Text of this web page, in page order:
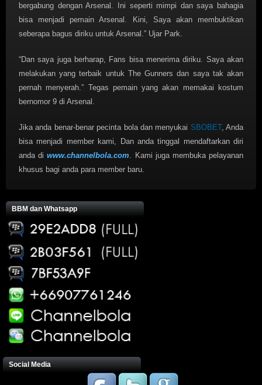
bergabung dengan Arsenal. Ini seperti mimpi dan saya bahagia
bisa menjadi pemain Arsenal. Kini, Saya akan membuktikan
seberapa bagus diriku untuk Arsenal.” Ujar Park.
“Dan saya juga berharap, Fans bisa menerima diriku. Saya akan
melakukan yang terbaik untuk The Gunners dan saya tak akan
pernah menyerah.” Tegas pemain yang akan memakai kostum
bernomor 9 di Arsenal.
Jika anda benar-benar pecinta bola dan menyukai SBOBET, Anda
bisa menjadi member kami, Dan anda tinggal mendaftarkan diri
anda diwww.channelbola.com . Kami juga membuka pelayanan
khusus bagi anda para member baru.
BBM dan Whatsapp
Social Media